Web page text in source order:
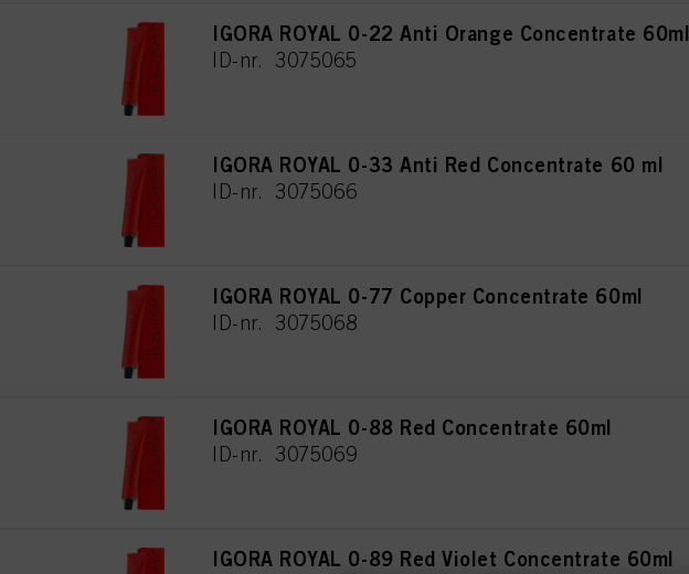
IGORA ROYAL 0-22 Anti Orange Concentrate 60ml
ID-nr. 3075065
IGORA ROYAL 0-33 Anti Red Concentrate 60 ml
ID-nr. 3075066
IGORA ROYAL 0-77 Copper Concentrate 60ml
ID-nr. 3075068
IGORA ROYAL 0-88 Red Concentrate 60ml
ID-nr. 3075069
IGORA ROYAL 0-89 Red Violet Concentrate 60ml